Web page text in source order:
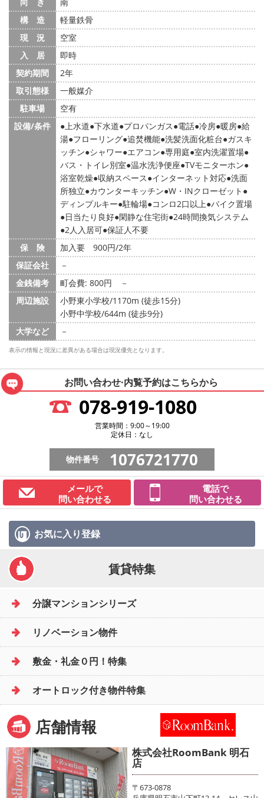
構 造
軽量鉄骨
現 況
空室
入 居
即時
契約期間
2年
取引態様
一般媒介
駐車場
空有
設備/条件
上水道 下水道 プロパンガス 電話 冷房 暖房 給
湯 フローリング 追焚機能 洗髪洗面化粧台 ガスキ
ッチン シャワー エアコン 専用庭 室内洗濯置場
バス・トイレ別室 温水洗浄便座 TVモニターホン
浴室乾燥 収納スペース インターネット対応 洗面
所独立 カウンターキッチン W・INクローゼット
ディンプルキー 駐輪場 コンロ2口以上 バイク置場
日当たり良好 閑静な住宅街 24時間換気システム
2人入居可 保証人不要
保 険
加入要 900円/2年
保証会社
－
金銭備考
町会費: 800円
－
周辺施設
小野東小学校/1170m (徒歩15分)
小野中学校/644m (徒歩9分)
大学など
－
表示の情報と現況に差異がある場合は現況優先となります。
お問い合わせ·内覧予約はこちらから
078-919-1080
営業時間：9:00～19:00
定休日：なし
物件番号 1076721770
メールで
問い合わせる
電話で
問い合わせる
お気に入り登録
賃貸特集
分譲マンションシリーズ
リノベーション物件
敷金・礼金０円！特集
オートロック付き物件特集
店舗情報
株式会社RoomBank 明石
店
〒673-0878